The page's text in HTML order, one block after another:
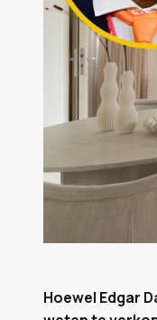
Hoewel Edgar